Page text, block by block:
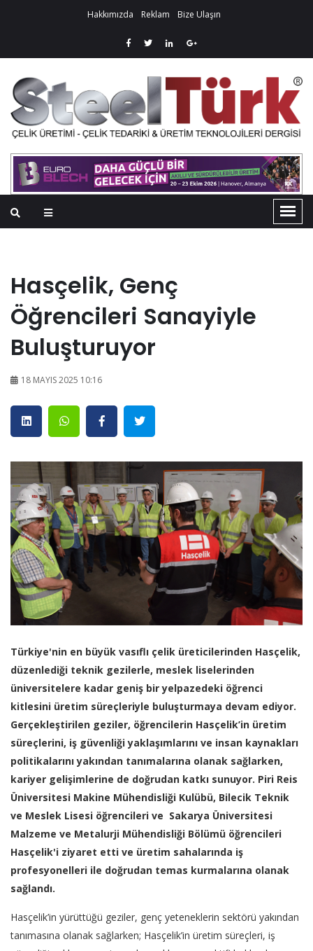
Hakkımızda Reklam Bize Ulaşın
Hasçelik, Genç
Öğrencileri Sanayiyle
Buluşturuyor
18 MAYIS 2025 10:16
Türkiye'nin en büyük vasıflı çelik üreticilerinden Hasçelik,
düzenlediği teknik gezilerle, meslek liselerinden
üniversitelere kadar geniş bir yelpazedeki öğrenci
kitlesini üretim süreçleriyle buluşturmaya devam ediyor.
Gerçekleştirilen geziler, öğrencilerin Hasçelik’in üretim
süreçlerini, iş güvenliği yaklaşımlarını ve insan kaynakları
politikalarını yakından tanımalarına olanak sağlarken,
kariyer gelişimlerine de doğrudan katkı sunuyor. Piri Reis
Üniversitesi Makine Mühendisliği Kulübü, Bilecik Teknik
ve Meslek Lisesi öğrencileri ve Sakarya Üniversitesi
Malzeme ve Metalurji Mühendisliği Bölümü öğrencileri
Hasçelik'i ziyaret etti ve üretim sahalarında iş
profesyonelleri ile doğrudan temas kurmalarına olanak
sağlandı.
Hasçelik’in yürüttüğü geziler, genç yeteneklerin sektörü yakından
tanımasına olanak sağlarken; Hasçelik’in üretim süreçleri, iş